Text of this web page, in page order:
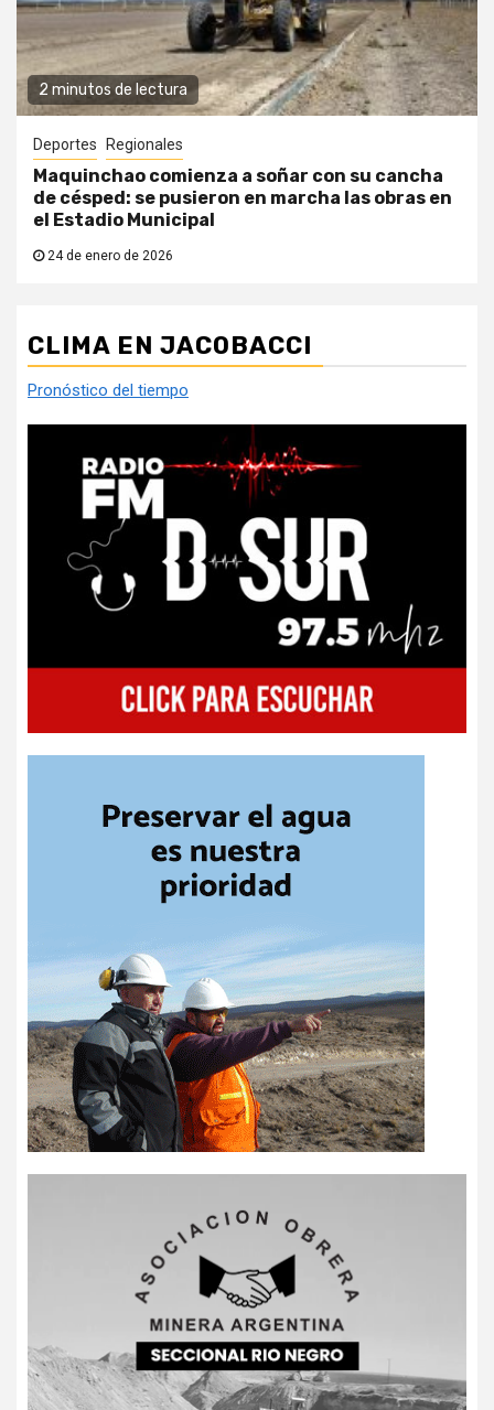
2 minutos de lectura
Deportes Regionales
Maquinchao comienza a soñar con su cancha
de césped: se pusieron en marcha las obras en
el Estadio Municipal
24 de enero de 2026
CLIMA EN JACOBACCI
Pronóstico del tiempo